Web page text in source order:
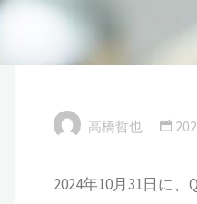
高橋哲也
2024年10月31日に